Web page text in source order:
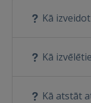
Kā
Kā
Kā atstāt